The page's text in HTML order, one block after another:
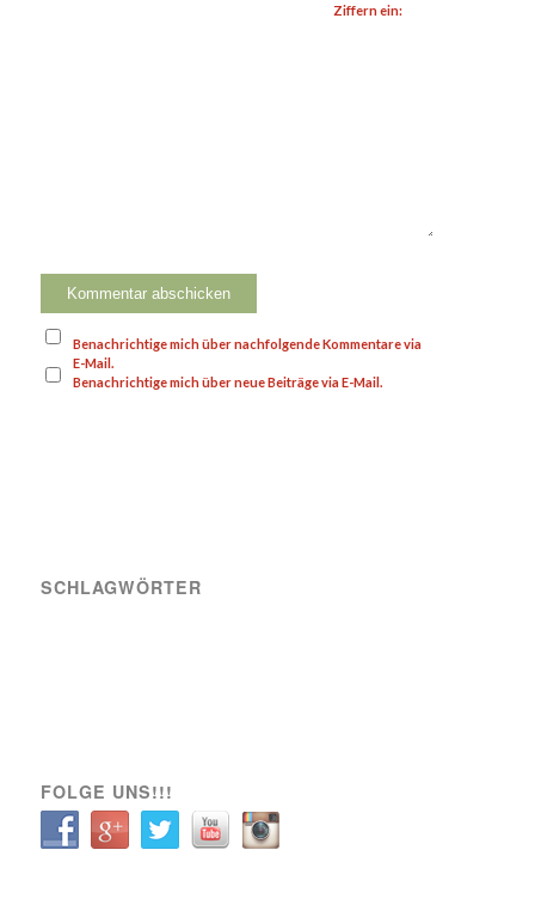
Ziffern ein:
Benachrichtige mich über nachfolgende Kommentare via
E-Mail.
Benachrichtige mich über neue Beiträge via E-Mail.
SCHLAGWÖRTER
FOLGE UNS!!!